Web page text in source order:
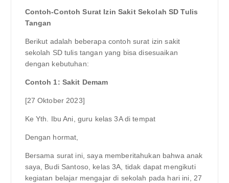
Contoh-Contoh Surat Izin Sakit Sekolah SD Tulis
Tangan
Berikut adalah beberapa contoh surat izin sakit
sekolah SD tulis tangan yang bisa disesuaikan
dengan kebutuhan:
Contoh 1: Sakit Demam
[27 Oktober 2023]
Ke Yth. Ibu Ani, guru kelas 3A di tempat
Dengan hormat,
Bersama surat ini, saya memberitahukan bahwa anak
saya, Budi Santoso, kelas 3A, tidak dapat mengikuti
kegiatan belajar mengajar di sekolah pada hari ini, 27